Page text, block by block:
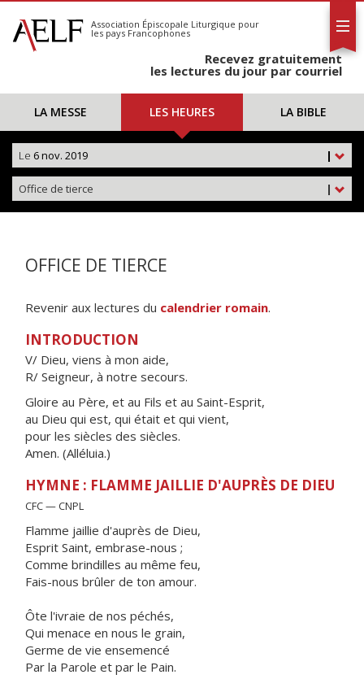
S'abonner
Calendrier
Association Épiscopale Liturgique pour
les pays Francophones
Recevez gratuitement
les lectures du jour par courriel
LA MESSE LES HEURES LA BIBLE
|
Le 6 nov. 2019
|
Office de tierce
OFFICE DE TIERCE
Revenir aux lectures du calendrier romain.
INTRODUCTION
V/ Dieu, viens à mon aide,
R/ Seigneur, à notre secours.
Gloire au Père, et au Fils et au Saint-Esprit,
au Dieu qui est, qui était et qui vient,
pour les siècles des siècles.
Amen. (Alléluia.)
HYMNE : FLAMME JAILLIE D'AUPRÈS DE DIEU
CFC — CNPL
Flamme jaillie d'auprès de Dieu,
Esprit Saint, embrase-nous ;
Comme brindilles au même feu,
Fais-nous brûler de ton amour.
Ôte l'ivraie de nos péchés,
Qui menace en nous le grain,
Germe de vie ensemencé
Par la Parole et par le Pain.